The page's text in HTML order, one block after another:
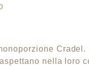
nella loro